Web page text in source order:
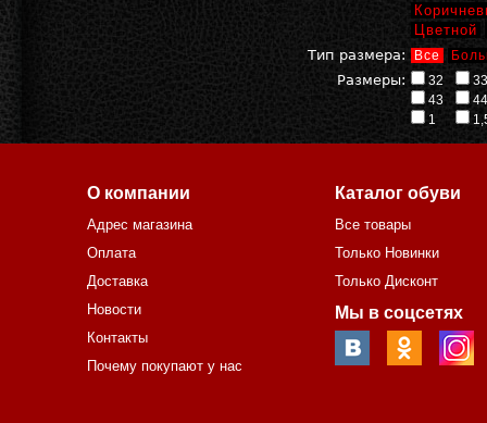
Цветной
Тип размера:
Все
Размеры: 32
33
43
44
1
О компании
Адрес магазина
Оплата
Доставка
Новости
Контакты
Почему покупают у нас
Каталог обуви
Все товары
Только Новинки
Только Дисконт
Мы в соцсетях